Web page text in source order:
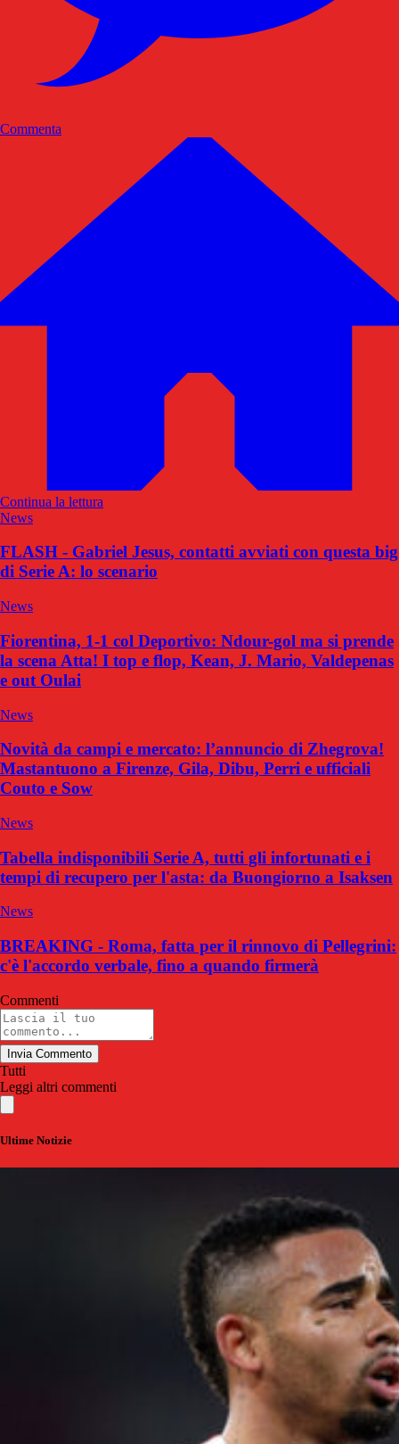
Commenta
Continua la lettura
News
FLASH - Gabriel Jesus, contatti avviati con questa big
di Serie A: lo scenario
News
Fiorentina, 1-1 col Deportivo: Ndour-gol ma si prende
la scena Atta! I top e flop, Kean, J. Mario, Valdepenas
e out Oulai
News
Novità da campi e mercato: l’annuncio di Zhegrova!
Mastantuono a Firenze, Gila, Dibu, Perri e ufficiali
Couto e Sow
News
Tabella indisponibili Serie A, tutti gli infortunati e i
tempi di recupero per l'asta: da Buongiorno a Isaksen
News
BREAKING - Roma, fatta per il rinnovo di Pellegrini:
c'è l'accordo verbale, fino a quando firmerà
Commenti
Invia Commento
Tutti
Leggi altri commenti
Ultime Notizie